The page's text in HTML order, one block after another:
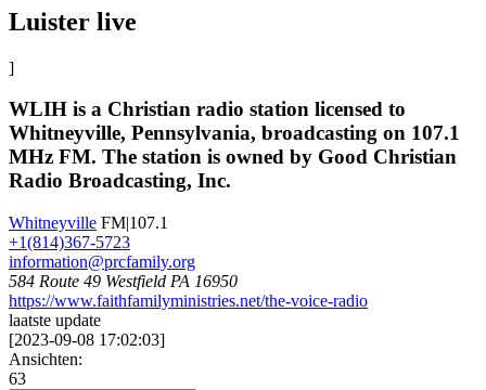
Luister live
]
WLIH is a Christian radio station licensed to
Whitneyville, Pennsylvania, broadcasting on 107.1
MHz FM. The station is owned by Good Christian
Radio Broadcasting, Inc.
Whitneyville FM|107.1
+1(814)367-5723
information@prcfamily.org
584 Route 49 Westfield PA 16950 ​
https://www.faithfamilyministries.net/the-voice-radio
laatste update
[2023-09-08 17:02:03]
Ansichten:
63